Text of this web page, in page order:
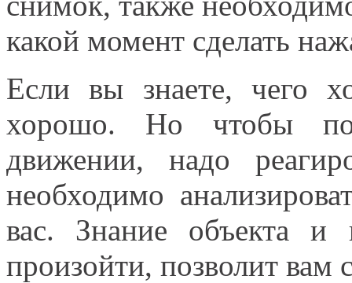
какой момент сделать
Если вы знаете, чего
хорошо. Но чтобы
движении, надо
необходимо
вас. Знание объекта и
произойти, позволит вам